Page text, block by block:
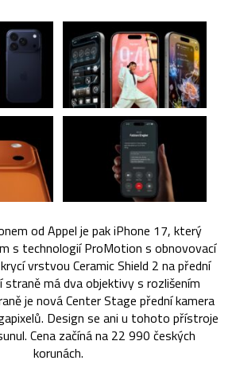
od Appel je pak iPhone 17, který
s technologií ProMotion s obnovovací
vrstvou Ceramic Shield 2 na přední
straně má dva objektivy s rozlišením
je nová Center Stage přední kamera
Design se ani u tohoto přístroje
Cena začíná na 22 990 českých
korunách.